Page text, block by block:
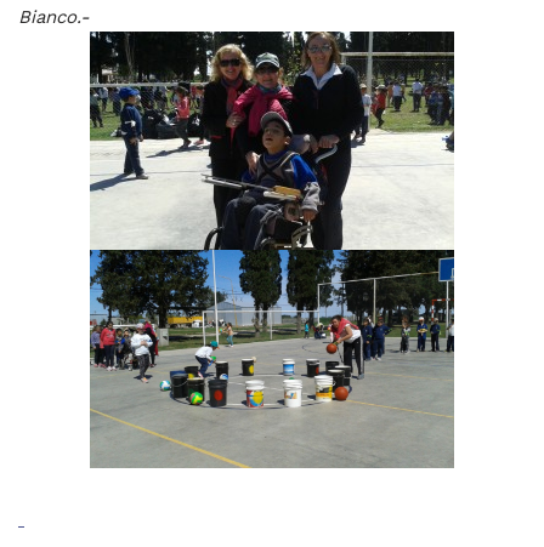
Bianco.-